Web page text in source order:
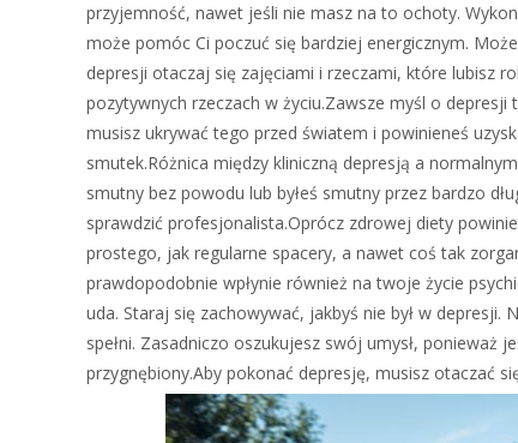
przyjemność, nawet jeśli nie masz na to ochoty.
może pomóc Ci poczuć się bardziej energicznym.
depresji otaczaj się zajęciami i rzeczami, które lubisz
pozytywnych rzeczach w życiu.Zawsze myśl o
musisz ukrywać tego przed światem i powinieneś
smutek.Różnica między kliniczną depresją a
smutny bez powodu lub byłeś smutny przez bardzo
sprawdzić profesjonalista.Oprócz zdrowej diety
prostego, jak regularne spacery, a nawet coś tak
prawdopodobnie wpłynie również na twoje życie
uda. Staraj się zachowywać, jakbyś nie był w
spełni. Zasadniczo oszukujesz swój umysł,
przygnębiony.Aby pokonać depresję, musisz otaczać